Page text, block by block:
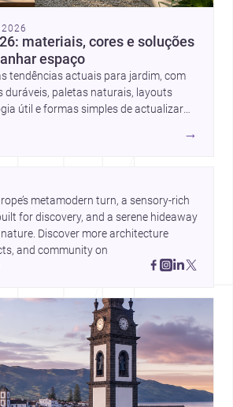
2026
materiais, cores e soluções
espaço
tendências actuais para jardim, com
duráveis, paletas naturais, layouts
útil e formas simples de actualizar
→
metamodern turn, a sensory-rich
for discovery, and a serene hideaway
Discover more architecture